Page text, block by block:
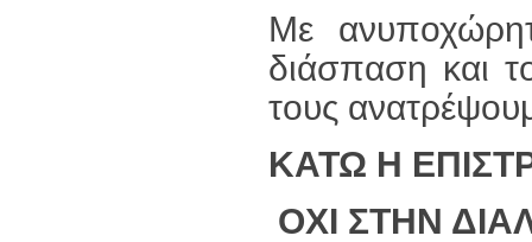
Με
διάσπαση και
τους
ΚΑΤΩ Η
ΟΧΙ ΣΤΗΝ